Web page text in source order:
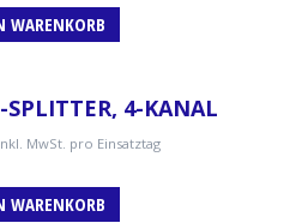
WARENKORB
4-KANAL
MwSt. pro Einsatztag
WARENKORB